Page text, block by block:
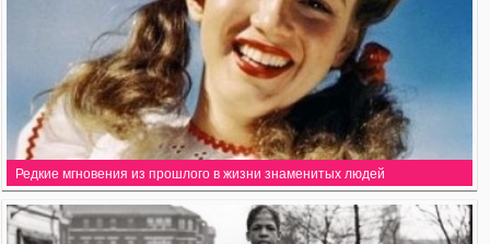
Редкие мгновения из прошлого в жизни знаменитых людей